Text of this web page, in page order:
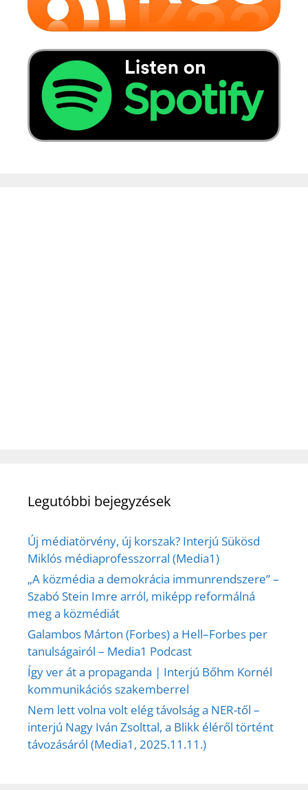
Legutóbbi bejegyzések
Új médiatörvény, új korszak? Interjú Sükösd
Miklós médiaprofesszorral (Media1)
„A közmédia a demokrácia immunrendszere” –
Szabó Stein Imre arról, miképp reformálná
meg a közmédiát
Galambos Márton (Forbes) a Hell–Forbes per
tanulságairól – Media1 Podcast
Így ver át a propaganda | Interjú Bőhm Kornél
kommunikációs szakemberrel
Nem lett volna volt elég távolság a NER-től –
interjú Nagy Iván Zsolttal, a Blikk éléről történt
távozásáról (Media1, 2025.11.11.)